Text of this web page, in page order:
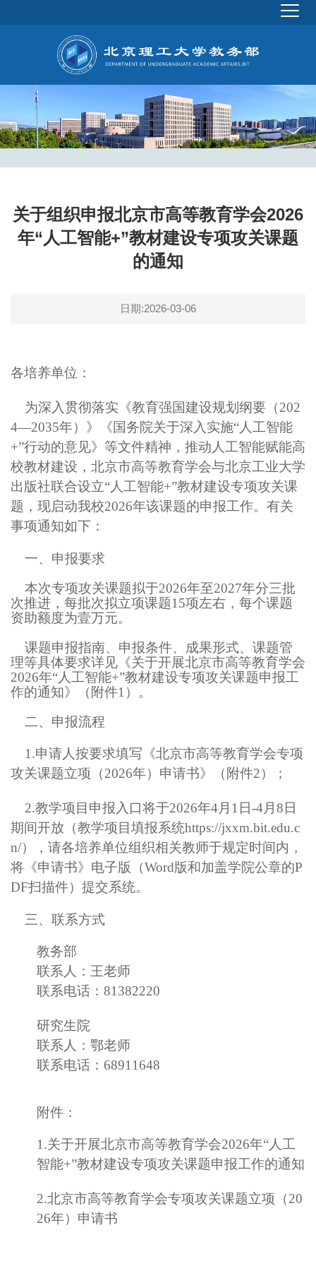
关于组织申报北京市高等教育学会2026
年“人工智能+”教材建设专项攻关课题
的通知
日期:2026-03-06
各培养单位：
为深入贯彻落实《教育强国建设规划纲要（202
4—2035年）》《国务院关于深入实施“人工智能
+”行动的意见》等文件精神，推动人工智能赋能高
校教材建设，北京市高等教育学会与北京工业大学
出版社联合设立“人工智能+”教材建设专项攻关课
题，现启动我校2026年该课题的申报工作。有关
事项通知如下：
一、申报要求
本次专项攻关课题拟于2026年至2027年分三批
次推进，每批次拟立项课题15项左右，每个课题
资助额度为壹万元。
课题申报指南、申报条件、成果形式、课题管
理等具体要求详见《关于开展北京市高等教育学会
2026年“人工智能+”教材建设专项攻关课题申报工
作的通知》（附件1）。
二、申报流程
1.申请人按要求填写《北京市高等教育学会专项
攻关课题立项（2026年）申请书》（附件2）；
2.教学项目申报入口将于2026年4月 1 日-4月8日
期间开放（教学项目填报系统https://jxxm.bit.edu.c
n/），请各培养单位组织相关教师于规定时间内 ，
将《申请书》电子版（Word版和加盖学院公章的P
DF扫描件）提交系统。
三、联系方式
教务部
联系人： 王老师
联系电话： 81382220
研究生院
联系人： 鄂老师
联系电话： 68911648
附件：
1.关于开展北京市高等教育学会2026年“人工
智能+”教材建设专项攻关课题申报工作的通知
2.北京市高等教育学会专项攻关课题立项（20
26年）申请书